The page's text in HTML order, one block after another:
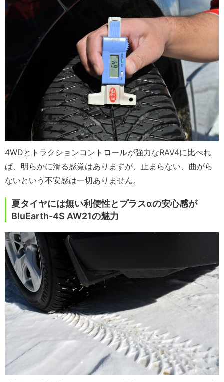
4WDとトラクションコントロールが強力なRAV4に比べれ
ば、明らかに滑る感覚はありますが、止まらない、曲がら
ないという不安感は一切ありません。
夏タイヤには無い利便性とプラスαの安心感が
BluEarth-4S AW21の魅力